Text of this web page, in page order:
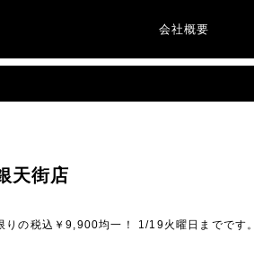
会社概要
天街店
の税込￥9,900均一！ 1/19火曜日までです。